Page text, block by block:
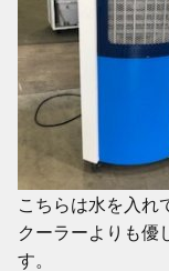
こちらは水を入れ
クーラーよりも優
す。